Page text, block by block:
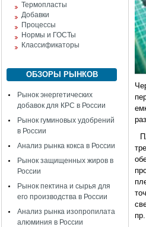
Термопласты
Добавки
Процессы
Нормы и ГОСТы
Классификаторы
ОБЗОРЫ РЫНКОВ
Рынок энергетических
добавок для КРС в России
Рынок гуминовых удобрений
в России
Анализ рынка кокса в России
Рынок защищенных жиров в
России
Рынок пектина и сырья для
его производства в России
Анализ рынка изопропилата
алюминия в России
пр.